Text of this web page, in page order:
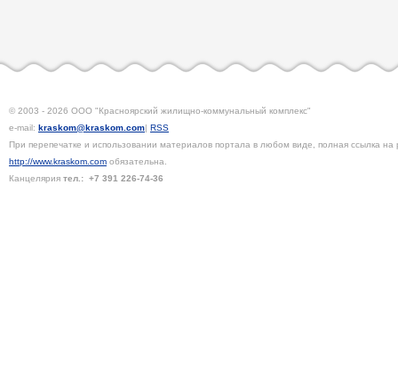
© 2003 - 2026 ООО "Красноярский жилищно-коммунальный комплекс"
e-mail: kraskom@kraskom.com| RSS
При перепечатке и использовании материалов портала в любом виде, полная ссылка на
http://www.kraskom.com обязательна.
Канцелярия тел.: +7 391 226-74-36